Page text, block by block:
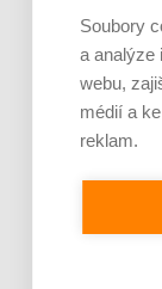
E.ONu
kromě
Soubory
a analýze
webu,
médií a
reklam.